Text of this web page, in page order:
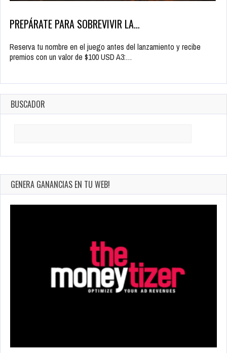
PREPÁRATE PARA SOBREVIVIR LA…
Reserva tu nombre en el juego antes del lanzamiento y recibe
premios con un valor de $100 USD A3:…
BUSCADOR
GENERA GANANCIAS EN TU WEB!